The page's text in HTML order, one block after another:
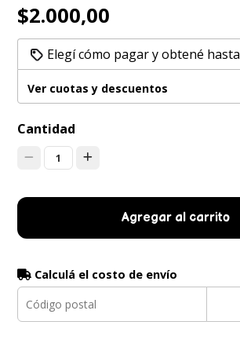
$2.000,00
Elegí cómo pagar y obtené hasta
Ver cuotas y descuentos
Cantidad
1
Agregar al carrito
Calculá el costo de envío